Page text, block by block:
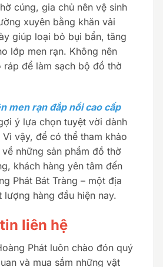
cúng, gia chủ nên vệ sinh
xuyên bằng khăn vải
giúp loại bỏ bụi bẩn, tăng
lớp men rạn. Không nên
ráp để làm sạch bộ đồ thờ
men rạn đắp nổi cao cấp
ý lựa chọn tuyệt vời dành
vậy, để có thể tham khảo
những sản phẩm đồ thờ
khách hàng yên tâm đến
Phát Bát Tràng – một địa
hàng đầu hiện nay.
liên hệ
Phát luôn chào đón quý
và mua sắm những vật